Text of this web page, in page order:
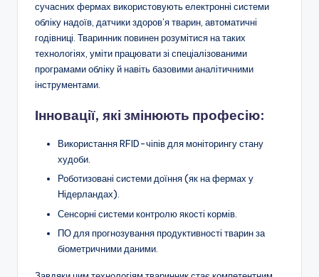
сучасних фермах використовують електронні системи
обліку надоїв, датчики здоров’я тварин, автоматичні
годівниці. Тваринник повинен розумітися на таких
технологіях, уміти працювати зі спеціалізованими
програмами обліку й навіть базовими аналітичними
інструментами.
Інновації, які змінюють професію:
Використання RFID-чіпів для моніторингу стану
худоби.
Роботизовані системи доїння (як на фермах у
Нідерландах).
Сенсорні системи контролю якості кормів.
ПО для прогнозування продуктивності тварин за
біометричними даними.